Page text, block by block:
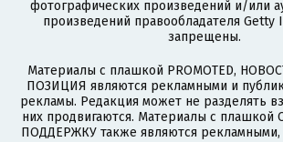
фотографических произведений и/или
произведений правообладателя Getty
запрещены.
Материалы с плашкой PROMOTED,
ПОЗИЦИЯ являются рекламными и
рекламы. Редакция может не разделять
них продвигаются. Материалы с
ПОДДЕРЖКУ также являются рекламными,